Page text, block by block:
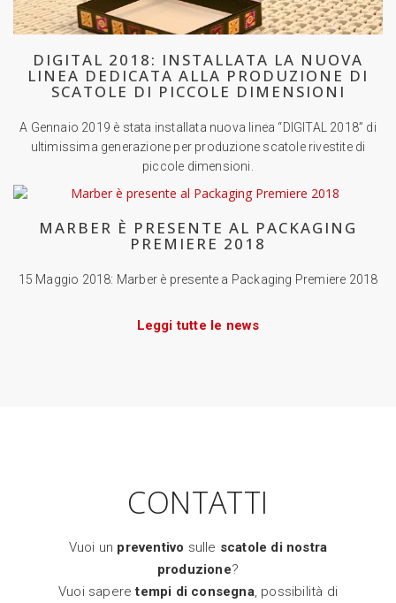
DIGITAL 2018: INSTALLATA LA NUOVA
LINEA DEDICATA ALLA PRODUZIONE DI
SCATOLE DI PICCOLE DIMENSIONI
A Gennaio 2019 è stata installata nuova linea “DIGITAL 2018” di
ultimissima generazione per produzione scatole rivestite di
piccole dimensioni.
MARBER È PRESENTE AL PACKAGING
PREMIERE 2018
15 Maggio 2018: Marber è presente a Packaging Premiere 2018
Leggi tutte le news
CONTATTI
Vuoi un preventivo sulle scatole di nostra
produzione?
Vuoi saperetempi di consegna, possibilità di